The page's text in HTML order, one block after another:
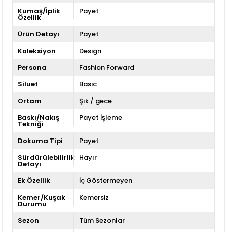
Kumaş/İplik
Özellik
Payet
Ürün Detayı
Payet
Koleksiyon
Design
Persona
Fashion Forward
Siluet
Basic
Ortam
Şık / gece
Baskı/Nakış
Tekniği
Payet İşleme
Dokuma Tipi
Payet
Sürdürülebilirlik
Detayı
Hayır
Ek Özellik
İç Göstermeyen
Kemer/Kuşak
Durumu
Kemersiz
Sezon
Tüm Sezonlar